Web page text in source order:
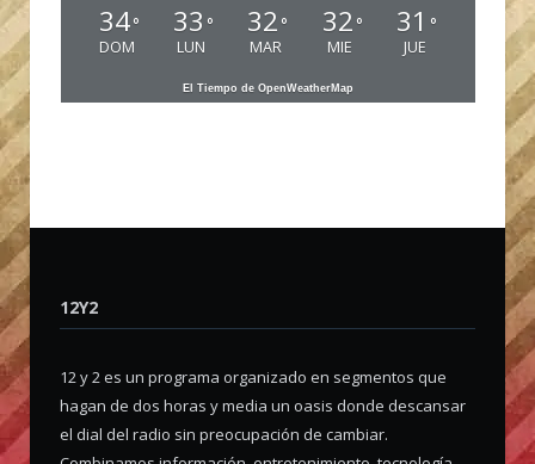
34°
DOM
33 °
LUN
32 °
MAR
32 °
MIE
31 °
JUE
El Tiempo de OpenWeatherMap
12Y2
12 y 2 es un programa organizado en segmentos que
hagan de dos horas y media un oasis donde descansar
el dial del radio sin preocupación de cambiar.